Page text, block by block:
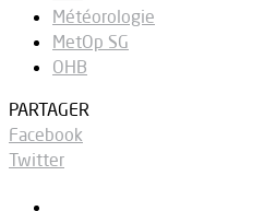
Météorologie
MetOp SG
OHB
PARTAGER
Facebook
Twitter